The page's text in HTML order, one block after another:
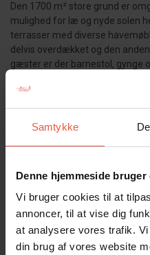
Samtykke
Denne hjemmeside bruger
Vi bruger cookies til at
annoncer, til at vise dig
at analysere vores trafik.
din brug af vores website
Den 1700 m² store grund er
mulighed for læ og nyde solen
terrasser med diverse
delvis overdækket og den
gæster er der barnestol, gynge
Ca. 100 meter fra huset åbner
Der er installeret
Gæsterne siger
4,6 • 29 Bedømmelser
Hus
Grund